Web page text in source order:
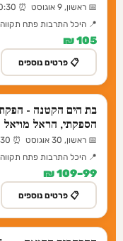
📅 ראשון, 9 אוגוסט ⏰ 20:30
📍 היכל התרבות פתח תקווה
105 ₪
📋 פרטים נוספים
הספקתי, הראל מויאל
📅 ראשון, 30 אוגוסט ⏰ 17:30
📍 היכל התרבות פתח תקווה
99–109 ₪
📋 פרטים נוספים